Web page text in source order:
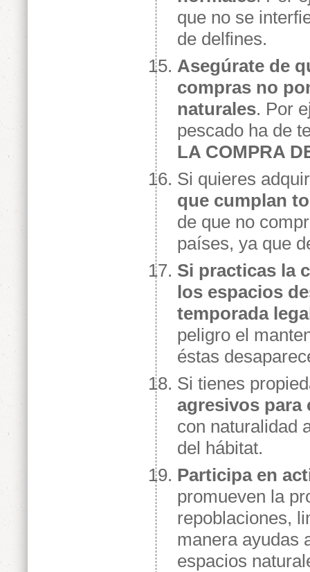
que no se
de delfines.
Asegúrate de
compras no
naturales. Por
pescado ha de
LA COMPRA
Si quieres
que cumplan
de que no
países, ya que
Si practicas la
los espacios
temporada
peligro el
éstas
Si tienes
agresivos para
con naturalidad
del hábitat.
Participa en
promueven la
repoblaciones,
manera ayudas
espacios